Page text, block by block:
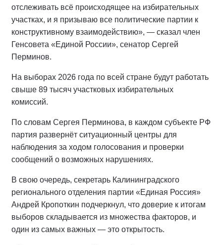
отслеживать всё происходящее на избирательных
участках, и я призываю все политические партии к
конструктивному взаимодействию», — сказал член
Генсовета «Единой России», сенатор Сергей
Перминов.
На выборах 2026 года по всей стране будут работать
свыше 89 тысяч участковых избирательных
комиссий.
По словам Сергея Перминова, в каждом субъекте РФ
партия развернёт ситуационный центры для
наблюдения за ходом голосования и проверки
сообщений о возможных нарушениях.
В свою очередь, секретарь Калининградского
регионального отделения партии «Единая Россия»
Андрей Кропоткин подчеркнул, что доверие к итогам
выборов складывается из множества факторов, и
один из самых важных — это открытость.